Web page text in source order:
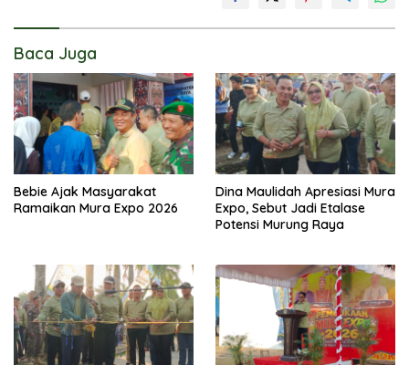
Baca Juga
Bebie Ajak Masyarakat
Ramaikan Mura Expo 2026
Dina Maulidah Apresiasi Mura
Expo, Sebut Jadi Etalase
Potensi Murung Raya